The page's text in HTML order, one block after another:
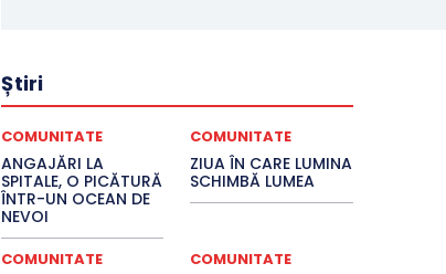
Știri
COMUNITATE
ANGAJĂRI LA
SPITALE, O PICĂTURĂ
ÎNTR-UN OCEAN DE
NEVOI
COMUNITATE
ZIUA ÎN CARE LUMINA
SCHIMBĂ LUMEA
COMUNITATE COMUNITATE